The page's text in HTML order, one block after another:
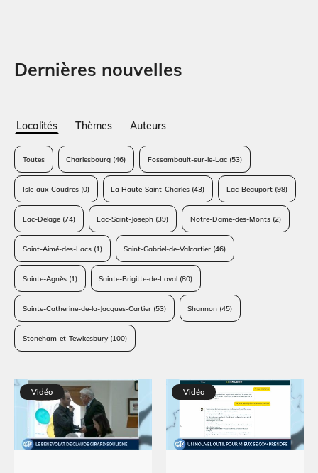
Dernières nouvelles
Localités Thèmes Auteurs
Toutes Charlesbourg (46) Fossambault-sur-le-Lac(53)
Isle-aux-Coudres(0) La Haute-Saint-Charles (43) Lac-Beauport(98)
Lac-Delage(74) Lac-Saint-Joseph (39) Notre-Dame-des-Monts(2)
Saint-Aimé-des-Lacs(1) Saint-Gabriel-de-Valcartier (46)
Sainte-Agnès(1) Sainte-Brigitte-de-Laval (80)
Sainte-Catherine-de-la-Jacques-Cartier(53) Shannon (45)
Stoneham-et-Tewkesbury(100)
Vidéo Vidéo